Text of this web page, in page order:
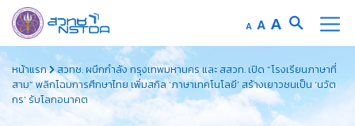
to
content
A Decrease
font
size.
AReset
font
size.
A Increase
font
size.
หน้าแรก
สวทช. ผนึกกำลัง กรุงเทพมหานคร และ สสวท. เปิด “โรงเรียนภาษาที่
สาม” พลิกโฉมการศึกษาไทย เพิ่มสกิล ‘ภาษาเทคโนโลยี’ สร้างเยาวชนเป็น ‘นวัต
กร’ รับโลกอนาคต